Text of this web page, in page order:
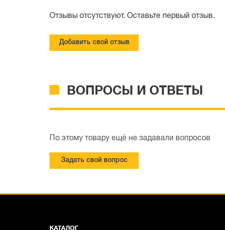
Отзывы отсутствуют. Оставьте первый отзыв.
Добавить свой отзыв
ВОПРОСЫ И ОТВЕТЫ
По этому товару ещё не задавали вопросов
Задать свой вопрос
КАТАЛОГ